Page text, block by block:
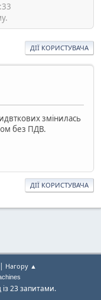
ДІЇ КОРИСТУВАЧА
змінилась
без ПДВ.
ДІЇ КОРИСТУВАЧА
| Нагору ▲
із 23 запитами.